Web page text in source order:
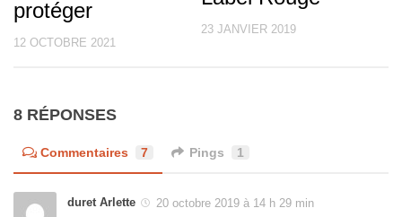
protéger
12 OCTOBRE 2021
23 JANVIER 2019
8 RÉPONSES
Commentaires 7 Pings 1
duret Arlette 20 octobre 2019 à 14 h 29 min